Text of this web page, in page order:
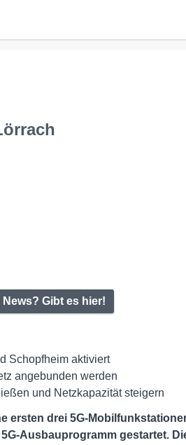
Gibt es hier!
Schopfheim aktiviert
angebunden werden
und Netzkapazität steigern
ersten drei 5G-
Ausbauprogramm gestartet.